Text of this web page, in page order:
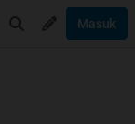
Masuk